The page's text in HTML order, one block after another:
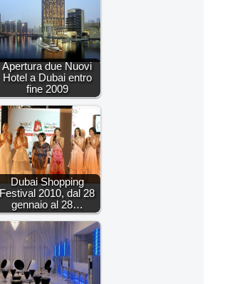
Apertura due Nuovi
Hotel a Dubai entro
fine 2009
Dubai Shopping
Festival 2010, dal 28
gennaio al 28…